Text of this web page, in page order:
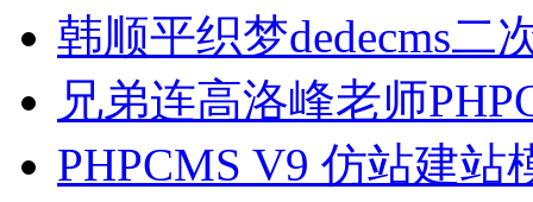
韩顺平织梦dedecms二
兄弟连高洛峰老师
PHPCMS V9 仿站建